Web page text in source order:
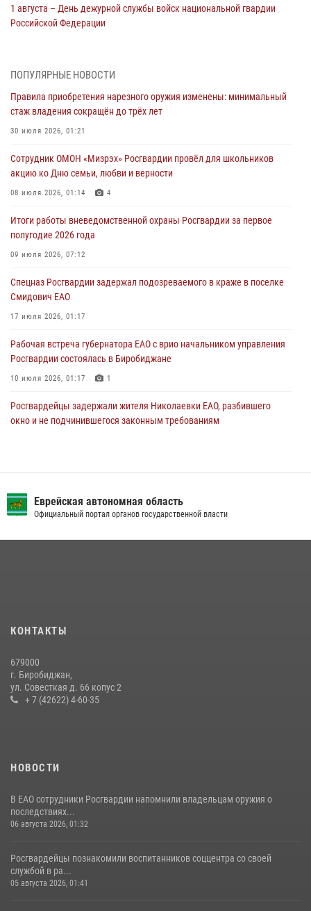
1 августа – День дежурной службы войск национальной гвардии
Российской Федерации
В Росгвардии вспоминают российских воинов, погибших в Первой
01 августа 2026, 10:19
Внесены изменения в правила проведения контрольного отстрела
31 июля 2026, 01:48
Правила приобретения нарезного оружия изменены: минимальный
30 июля 2026, 01:21
Росгвардейцы задержали гражданина за хулиганство и попытку
29 июля 2026, 01:05
ПОПУЛЯРНЫЕ НОВОСТИ
Правила приобретения нарезного оружия изменены: минимальный
стаж владения сокращён до трёх лет
30 июля 2026, 01:21
Сотрудник ОМОН «Мизрэх» Росгвардии провёл для школьников
акцию ко Дню семьи, любви и верности
08 июля 2026, 01:14 4
Итоги работы вневедомственной охраны Росгвардии за первое
полугодие 2026 года
09 июля 2026, 07:12
Спецназ Росгвардии задержал подозреваемого в краже в поселке
Смидович ЕАО
17 июля 2026, 01:17
Рабочая встреча губернатора ЕАО с врио начальником управления
Росгвардии состоялась в Биробиджане
10 июля 2026, 01:17 1
Росгвардейцы задержали жителя Николаевки ЕАО, разбившего
окно и не подчинившегося законным требованиям
07 июля 2026, 06:28
21 июля 2026, 04:18
Росгвардии в ЕАО
08 июля 2026, 04:54
Еврейская автономная область
Официальный портал органов государственной власти
КОНТАКТЫ
679000
г. Биробиджан,
ул. Совесткая д. 66 копус 2
+ 7 (42622) 4-60-35
НОВОСТИ
В ЕАО сотрудники Росгвардии напомнили владельцам оружия о
последствиях...
06 августа 2026, 01:32
Росгвардейцы познакомили воспитанников соццентра со своей
службой в ра...
05 августа 2026, 01:41